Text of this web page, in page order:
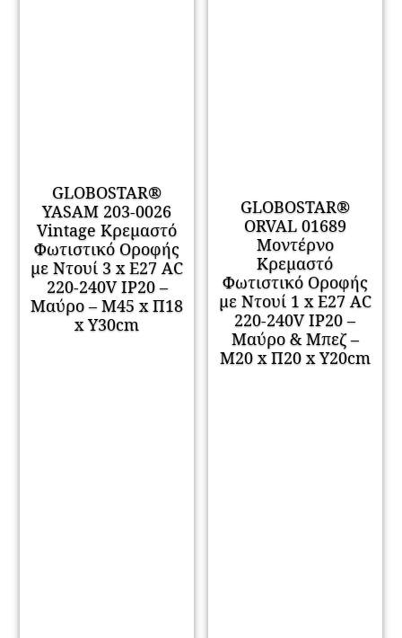
GLOBOSTAR®
YASAM 203-0026
Vintage Κρεμαστό
Φωτιστικό Οροφής
με Ντουί 3 x E27 AC
220-240V IP20 –
Μαύρο – Μ45 x Π18
x Υ30cm
GLOBOSTAR®
ORVAL 01689
Μοντέρνο
Κρεμαστό
Φωτιστικό Οροφής
με Ντουί 1 x E27 AC
220-240V IP20 –
Μαύρο & Μπεζ –
Μ20 x Π20 x Υ20cm